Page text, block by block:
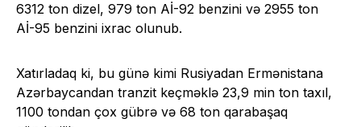
6312 ton dizel, 979 ton Aİ-92 benzini və 2955 ton
Aİ-95 benzini ixrac olunub.
Xatırladaq ki, bu günə kimi Rusiyadan Ermənistana
Azərbaycandan tranzit keçməklə 23,9 min ton taxıl,
1100 tondan çox gübrə və 68 ton qarabaşaq